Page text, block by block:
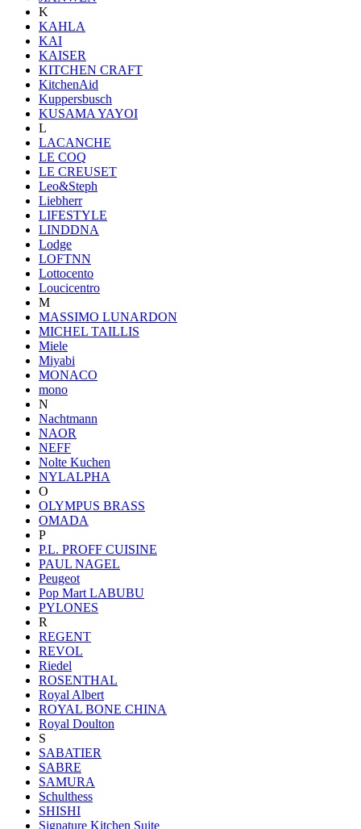
K
KAHLA
KAI
KAISER
KITCHEN CRAFT
KitchenAid
Kuppersbusch
KUSAMA YAYOI
L
LACANCHE
LE COQ
LE CREUSET
Leo&Steph
Liebherr
LIFESTYLE
LINDDNA
Lodge
LOFTNN
Lottocento
Loucicentro
M
MASSIMO LUNARDON
MICHEL TAILLIS
Miele
Miyabi
MONACO
mono
N
Nachtmann
NAOR
NEFF
Nolte Kuchen
NYLALPHA
O
OLYMPUS BRASS
OMADA
P
P.L. PROFF CUISINE
PAUL NAGEL
Peugeot
Pop Mart LABUBU
PYLONES
R
REGENT
REVOL
Riedel
ROSENTHAL
Royal Albert
ROYAL BONE CHINA
Royal Doulton
S
SABATIER
SABRE
SAMURA
Schulthess
SHISHI
Signature Kitchen Suite